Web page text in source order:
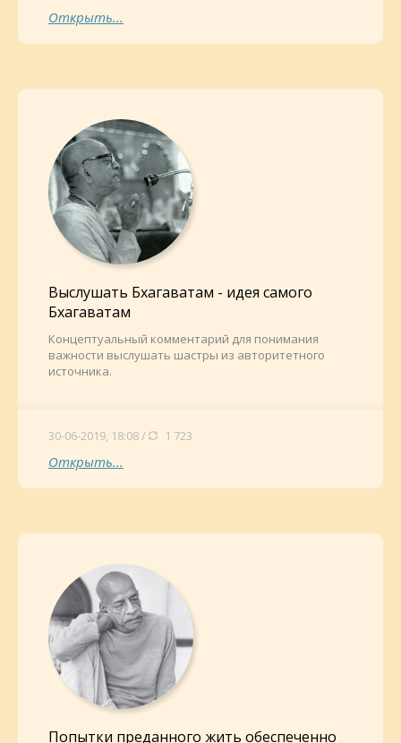
Открыть...
Выслушать Бхагаватам - идея самого
Бхагаватам
Концептуальный комментарий для понимания
важности выслушать шастры из авторитетного
источника.
30-06-2019, 18:08 / 1 723
Открыть...
Попытки преданного жить обеспеченно